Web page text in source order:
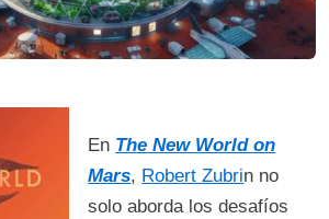
En The New World on
Mars, Robert Zubrin no
solo aborda los desafíos